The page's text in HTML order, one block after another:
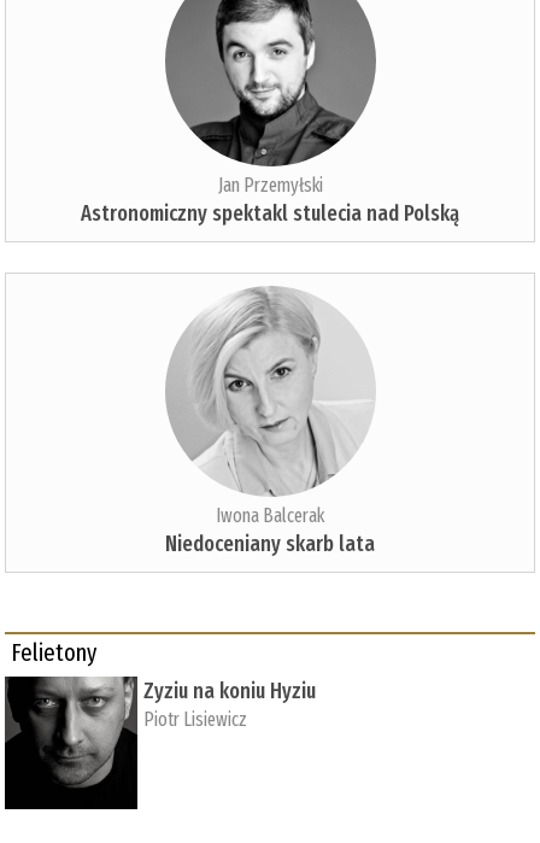
Jan Przemyłski
Astronomiczny spektakl stulecia nad Polską
Iwona Balcerak
Niedoceniany skarb lata
Felietony
Zyziu na koniu Hyziu
Piotr Lisiewicz